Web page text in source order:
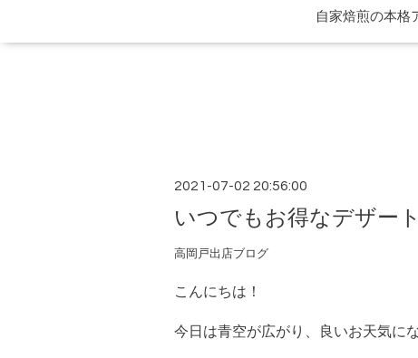
自家焙煎の本格
2021-07-02 20:56:00
いつでもお得なデザー
高岡戸出店ブログ
こんにちは！
今日は青空が広がり、良いお天気に